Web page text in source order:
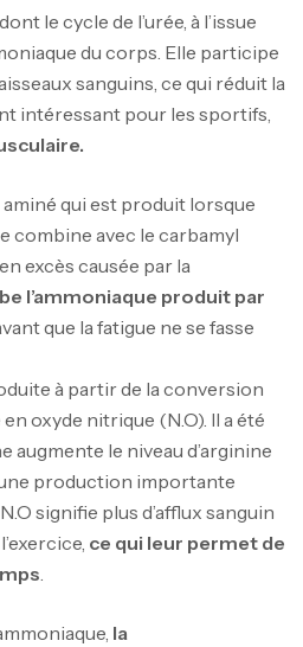
le cycle de l’urée, à l’issue
du corps. Elle participe
sanguins, ce qui réduit la
intéressant pour les sportifs,
qui est produit lorsque
combine avec le carbamyl
excès causée par la
l’ammoniaque produit par
que la fatigue ne se fasse
à partir de la conversion
oxyde nitrique (N.O). Il a été
augmente le niveau d’arginine
production importante
signifie plus d’afflux sanguin
ce qui leur permet de
la